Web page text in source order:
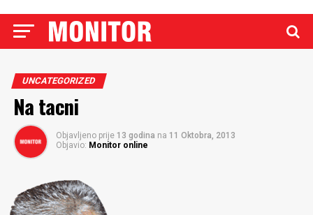
UNCATEGORIZED
Na tacni
Objavljeno prije 13 godina na 11 Oktobra, 2013
Objavio: Monitor online